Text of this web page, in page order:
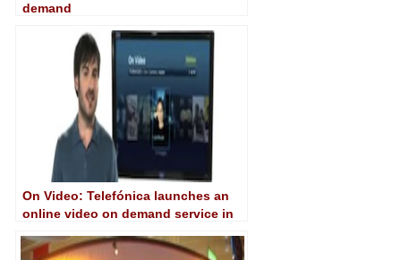
demand
On Video: Telefónica launches an
online video on demand service in